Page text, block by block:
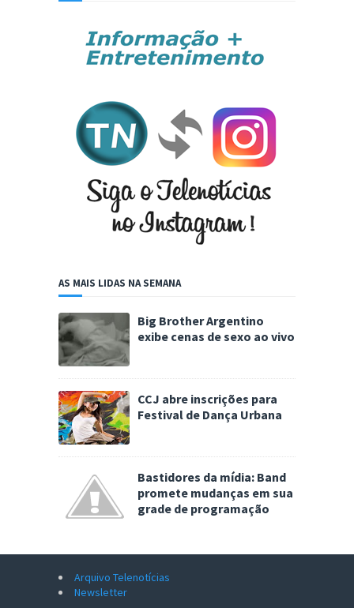
AS MAIS LIDAS NA SEMANA
Big Brother Argentino
exibe cenas de sexo ao vivo
CCJ abre inscrições para
Festival de Dança Urbana
Bastidores da mídia: Band
promete mudanças em sua
grade de programação
Arquivo Telenotícias
Newsletter